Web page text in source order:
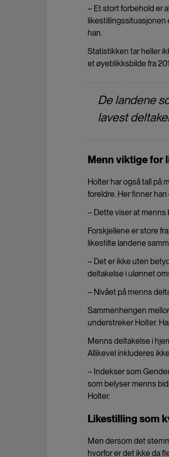
– Et stort forbehold er
likestillingssituasjonen
han.
Statistikken tar heller
et øyeblikksbilde fra
De landene
lavest
Menn viktige for
Holter har også tall på
foreldre. Her finner
‒ Dette viser at menns
Forskjellene er store
likestilte landene
– Det er ikke uten
deltakelse i ulønnet
– Nivået på menns
Sammenhengen
understreker Holter.
Menns deltakelse i
Allikevel inkluderes
‒ Indekser som
som belyser menns
Holter.
Likestilling som
Men dersom det
hvorfor er det ikke da